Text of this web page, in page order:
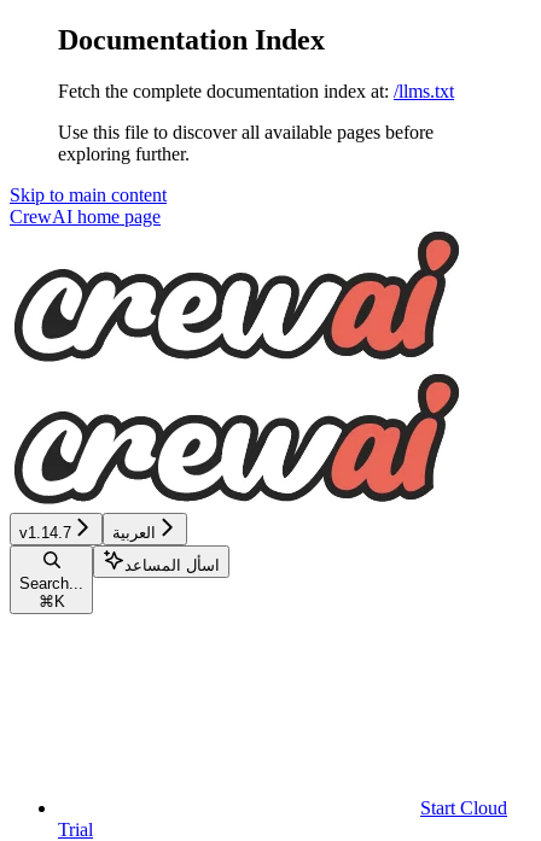
Documentation Index
Fetch the complete documentation index at: /llms.txt
Use this file to discover all available pages before
exploring further.
Skip to main content
CrewAI home page
v1.14.7 العربية
Search...
⌘ K
اسأل المساعد
Start Cloud
Trial